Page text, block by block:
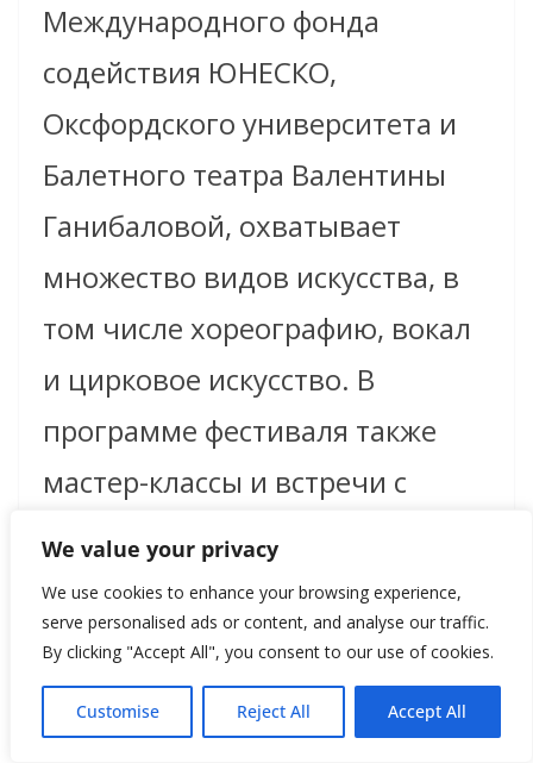
We value your privacy
We use cookies to enhance your browsing experience,
serve personalised ads or content, and analyse our traffic.
By clicking "Accept All", you consent to our use of cookies.
Customise Reject All Accept All
Международного фонда
содействия ЮНЕСКО,
Оксфордского университета и
Балетного театра Валентины
Ганибаловой, охватывает
множество видов искусства, в
том числе хореографию, вокал
и цирковое искусство. В
программе фестиваля также
мастер-классы и встречи с
известными членами жюри.
www.bineval.ru
Карло Кривелли: